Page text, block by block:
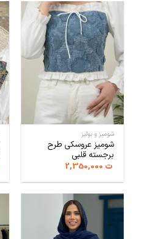
شومیز و بولیز
شومیز عروسکی طرح
برجسته قلبی
ت2,350,000